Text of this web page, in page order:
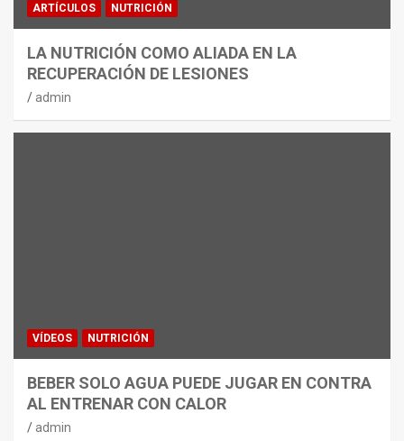
ARTÍCULOS NUTRICIÓN
LA NUTRICIÓN COMO ALIADA EN LA
RECUPERACIÓN DE LESIONES
admin
VÍDEOS NUTRICIÓN
BEBER SOLO AGUA PUEDE JUGAR EN CONTRA
AL ENTRENAR CON CALOR
admin